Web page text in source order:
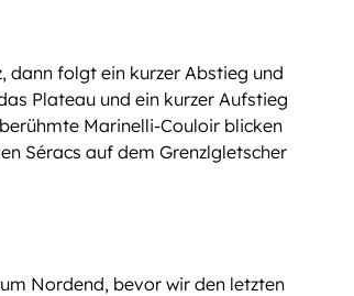
dann folgt ein kurzer Abstieg und
Plateau und ein kurzer Aufstieg
Marinelli-Couloir blicken
Séracs auf dem Grenzlgletscher
Nordend, bevor wir den letzten